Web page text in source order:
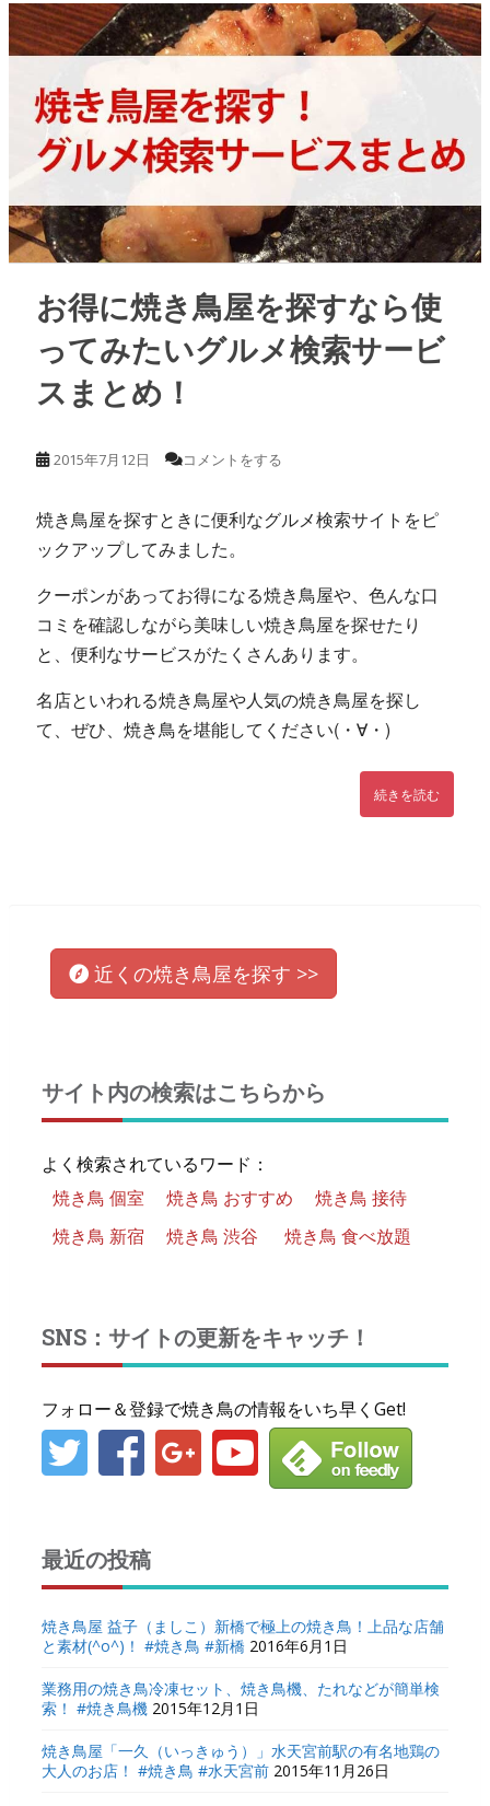
お得に焼き鳥屋を探すなら使
ってみたいグルメ検索サービ
スまとめ！
2015年7月12日 コメントをする
焼き鳥屋を探すときに便利なグルメ検索サイトをピ
ックアップしてみました。
クーポンがあってお得になる焼き鳥屋や、色んな口
コミを確認しながら美味しい焼き鳥屋を探せたり
と、便利なサービスがたくさんあります。
名店といわれる焼き鳥屋や人気の焼き鳥屋を探し
て、ぜひ、焼き鳥を堪能してください(・∀・)
続きを読む
近くの焼き鳥屋を探す >>
サイト内の検索はこちらから
よく検索されているワード：
焼き鳥 個室
焼き鳥 おすすめ
焼き鳥 接待
焼き鳥 新宿
焼き鳥 渋谷 焼き鳥 食べ放題
SNS：サイトの更新をキャッチ！
フォロー＆登録で焼き鳥の情報をいち早くGet!
最近の投稿
焼き鳥屋 益子（ましこ）新橋で極上の焼き鳥！上品な店舗
と素材(^o^)！ #焼き鳥 #新橋 2016年6月1日
業務用の焼き鳥冷凍セット、焼き鳥機、たれなどが簡単検
索！ #焼き鳥機 2015年12月1日
焼き鳥屋「一久（いっきゅう）」水天宮前駅の有名地鶏の
大人のお店！ #焼き鳥 #水天宮前 2015年11月26日